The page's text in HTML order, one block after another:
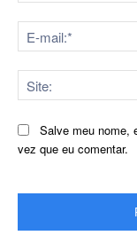
Salve meu nome,
vez que eu comentar.